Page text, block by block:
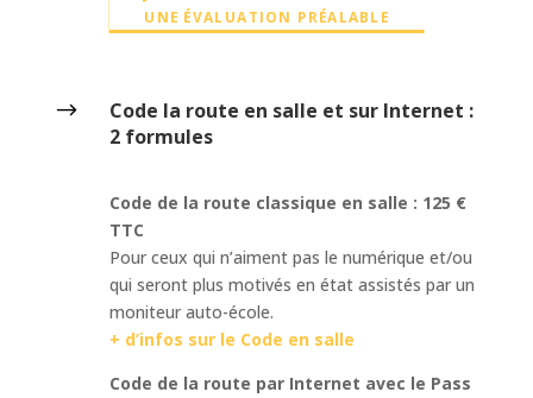
UNE ÉVALUATION PRÉALABLE
$
Code la route en salle et sur Internet :
2 formules
Code de la route classique en salle : 125 €
TTC
Pour ceux qui n’aiment pas le numérique et/ou
qui seront plus motivés en état assistés par un
moniteur auto-école.
+ d’infos sur le Code en salle
Code de la route par Internet avec le Pass